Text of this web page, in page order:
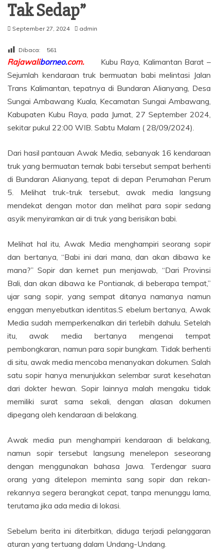
Tak Sedap”
September 27, 2024 admin
Dibaca: 561
Rajawaliborneo.com. Kubu Raya, Kalimantan Barat –
Sejumlah kendaraan truk bermuatan babi melintasi Jalan
Trans Kalimantan, tepatnya di Bundaran Alianyang, Desa
Sungai Ambawang Kuala, Kecamatan Sungai Ambawang,
Kabupaten Kubu Raya, pada Jumat, 27 September 2024,
sekitar pukul 22:00 WIB. Sabtu Malam ( 28/09/2024).
Dari hasil pantauan Awak Media, sebanyak 16 kendaraan
truk yang bermuatan ternak babi tersebut sempat berhenti
di Bundaran Alianyang, tepat di depan Perumahan Perum
5. Melihat truk-truk tersebut, awak media langsung
mendekat dengan motor dan melihat para sopir sedang
asyik menyiramkan air di truk yang berisikan babi.
Melihat hal itu, Awak Media menghampiri seorang sopir
dan bertanya, “Babi ini dari mana, dan akan dibawa ke
mana?” Sopir dan kernet pun menjawab, “Dari Provinsi
Bali, dan akan dibawa ke Pontianak, di beberapa tempat,”
ujar sang sopir, yang sempat ditanya namanya namun
enggan menyebutkan identitas.S ebelum bertanya, Awak
Media sudah memperkenalkan diri terlebih dahulu. Setelah
itu, awak media bertanya mengenai tempat
pembongkaran, namun para sopir bungkam. Tidak berhenti
di situ, awak media mencoba menanyakan dokumen. Salah
satu sopir hanya menunjukkan selembar surat kesehatan
dari dokter hewan. Sopir lainnya malah mengaku tidak
memiliki surat sama sekali, dengan alasan dokumen
dipegang oleh kendaraan di belakang.
Awak media pun menghampiri kendaraan di belakang,
namun sopir tersebut langsung menelepon seseorang
dengan menggunakan bahasa Jawa. Terdengar suara
orang yang ditelepon meminta sang sopir dan rekan-
rekannya segera berangkat cepat, tanpa menunggu lama,
terutama jika ada media di lokasi.
Sebelum berita ini diterbitkan, diduga terjadi pelanggaran
aturan yang tertuang dalam Undang-Undang.